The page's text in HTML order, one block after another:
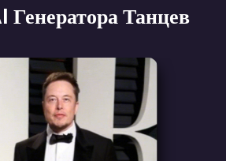
Body Shake Finger Gun Dance
Танцев